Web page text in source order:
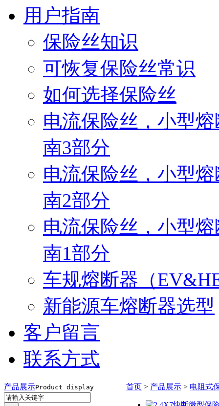
用户指南
保险丝知识
可恢复保险丝常识
如何选择保险丝
电流保险丝，小型
南3部分
电流保险丝，小型
南2部分
电流保险丝，小型
南1部分
车规熔断器（
新能源车熔断器选型
客户留言
联系方式
产品展示Product display 首页 > 产品展示 > 电阻式